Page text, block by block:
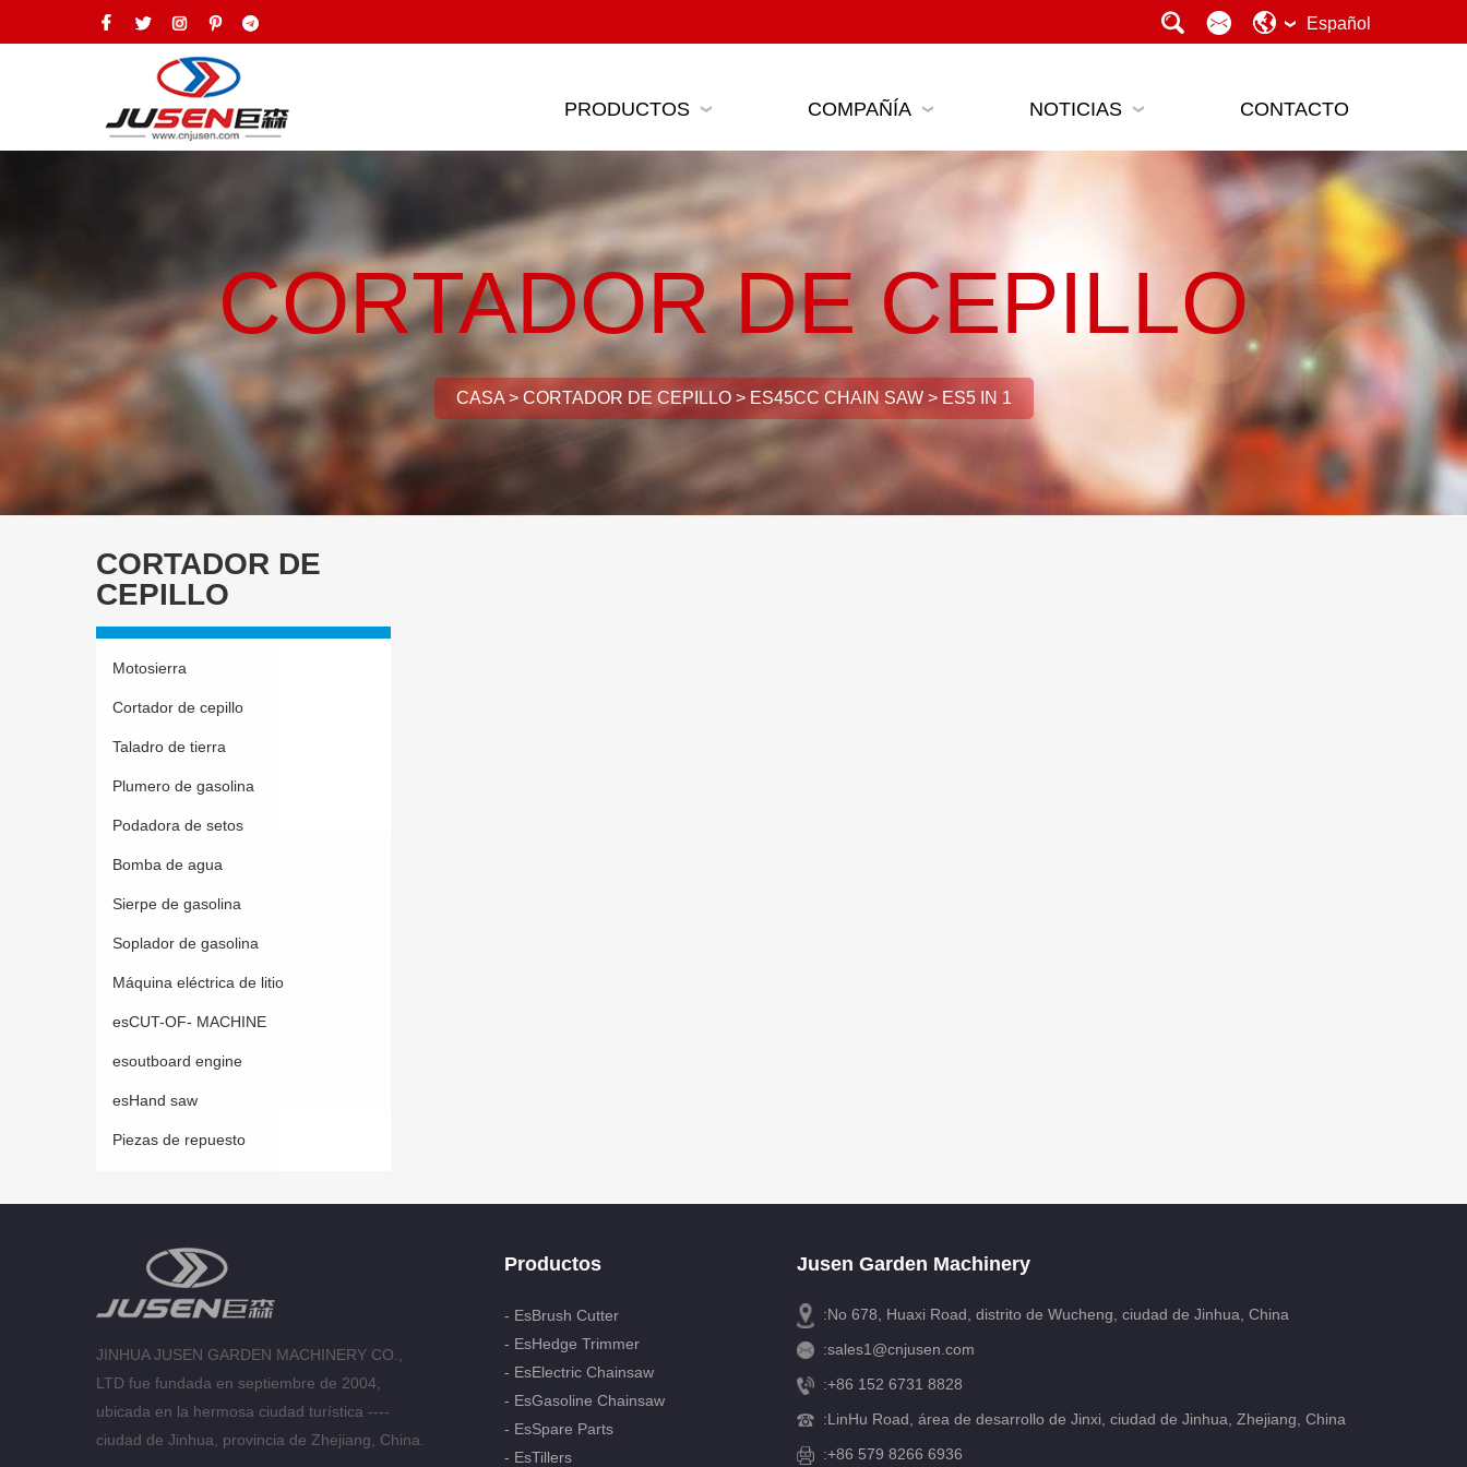
Español
PRODUCTOS COMPAÑÍA NOTICIAS CONTACTO
CORTADOR DE CEPILLO
CASA> CORTADOR DE CEPILLO> ES45CC CHAIN SAW> ES5 IN 1
CORTADOR DE
CEPILLO
Motosierra
Cortador de cepillo
Taladro de tierra
Plumero de gasolina
Podadora de setos
Bomba de agua
Sierpe de gasolina
Soplador de gasolina
Máquina eléctrica de litio
esCUT-OF- MACHINE
esoutboard engine
esHand saw
Piezas de repuesto
JINHUA JUSEN GARDEN MACHINERY CO.,
LTD fue fundada en septiembre de 2004,
ubicada en la hermosa ciudad turística ----
ciudad de Jinhua, provincia de Zhejiang, China.
Productos
- EsBrush Cutter
- EsHedge Trimmer
- EsElectric Chainsaw
- EsGasoline Chainsaw
- EsSpare Parts
- EsTillers
Jusen Garden Machinery
:No 678, Huaxi Road, distrito de Wucheng, ciudad de Jinhua, China
:sales1@cnjusen.com
:+86 152 6731 8828
:LinHu Road, área de desarrollo de Jinxi, ciudad de Jinhua, Zhejiang, China
:+86 579 8266 6936